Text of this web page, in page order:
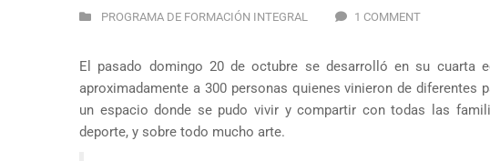
PROGRAMA DE FORMACIÓN INTEGRAL 1 COMMENT
El pasado domingo 20 de octubre se desarrolló en su cuarta
aproximadamente a 300 personas quienes vinieron de diferentes
un espacio donde se pudo vivir y compartir con todas las
deporte, y sobre todo mucho arte.